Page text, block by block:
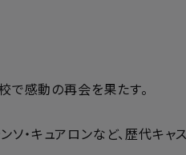
で感動の再会を果たす。
ソ・キュアロンなど、歴代キャ